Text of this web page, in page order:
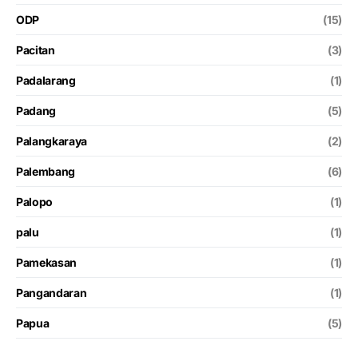
ODP (15)
Pacitan (3)
Padalarang (1)
Padang (5)
Palangkaraya (2)
Palembang (6)
Palopo (1)
palu (1)
Pamekasan (1)
Pangandaran (1)
Papua (5)